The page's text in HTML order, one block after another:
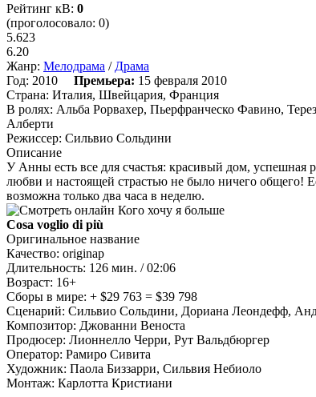
Рейтинг кВ: 0
(проголосовало: 0)
5.623
6.20
Жанр: Мелодрама / Драма
Год: 2010 Премьера: 15 февраля 2010
Страна: Италия, Швейцария, Франция
В ролях: Альба Рорвахер, Пьерфранческо Фавино,
Алберти
Режиссер: Сильвио Сольдини
Описание
У Анны есть все для счастья: красивый дом,
любви и настоящей страстью не было ничего общего!
возможна только два часа в неделю.
Cosa voglio di più
Оригинальное название
Качество: originap
Длительность: 126 мин. / 02:06
Возраст: 16+
Сборы в мире: + $29 763 = $39 798
Сценарий: Сильвио Сольдини, Дориана Леондефф,
Композитор: Джованни Веноста
Продюсер: Лионнелло Черри, Рут Вальдбюргер
Оператор: Рамиро Сивита
Художник: Паола Биззарри, Сильвия Небиоло
Монтаж: Карлотта Кристиани